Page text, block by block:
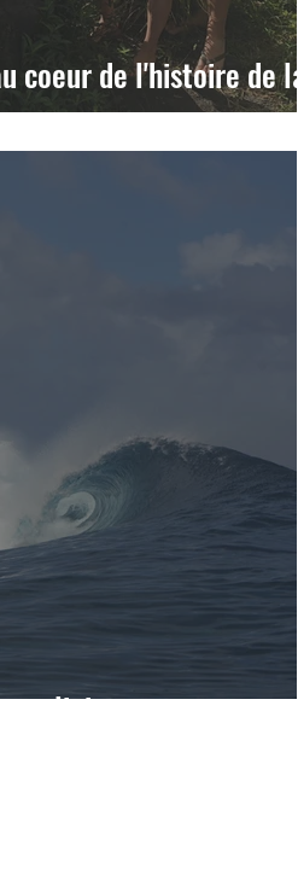
coeur de l'histoire de la
religion